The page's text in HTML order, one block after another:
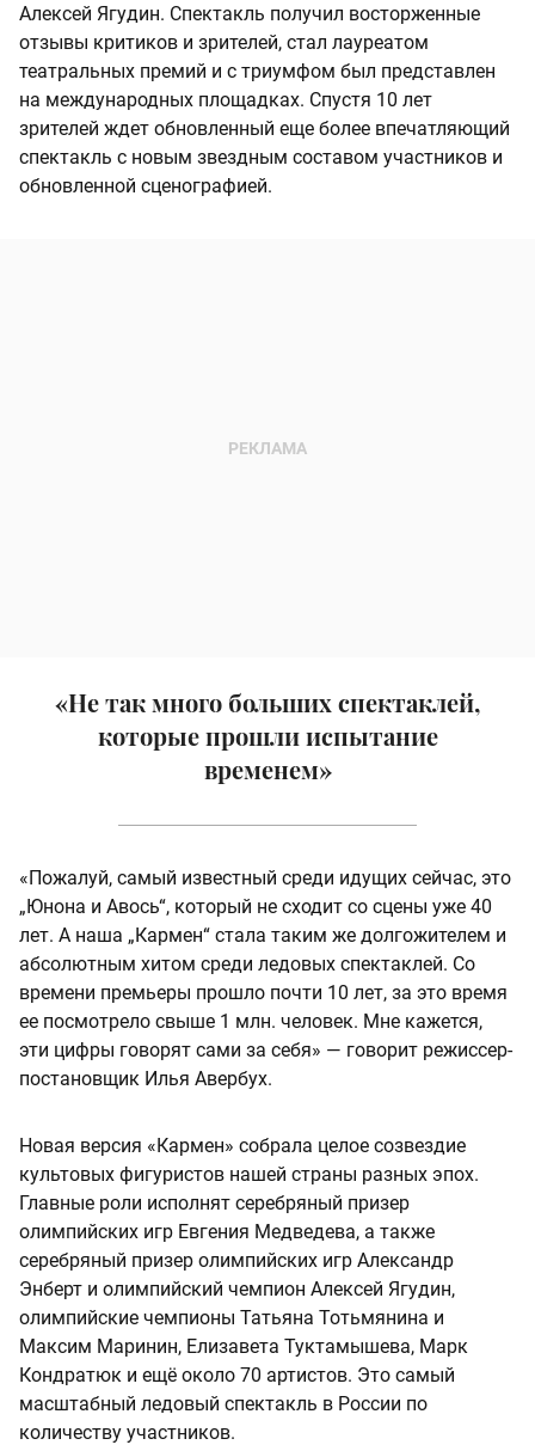
Алексей Ягудин. Спектакль получил восторженные
отзывы критиков и зрителей, стал лауреатом
театральных премий и с триумфом был представлен
на международных площадках. Спустя 10 лет
зрителей ждет обновленный еще более впечатляющий
спектакль с новым звездным составом участников и
обновленной сценографией.
«Не так много больших спектаклей,
которые прошли испытание
временем»
«Пожалуй, самый известный среди идущих сейчас, это
„Юнона и Авось“, который не сходит со сцены уже 40
лет. А наша „Кармен“ стала таким же долгожителем и
абсолютным хитом среди ледовых спектаклей. Со
времени премьеры прошло почти 10 лет, за это время
ее посмотрело свыше 1 млн. человек. Мне кажется,
эти цифры говорят сами за себя» — говорит режиссер-
постановщик Илья Авербух.
Новая версия «Кармен» собрала целое созвездие
культовых фигуристов нашей страны разных эпох.
Главные роли исполнят серебряный призер
олимпийских игр Евгения Медведева, а также
серебряный призер олимпийских игр Александр
Энберт и олимпийский чемпион Алексей Ягудин,
олимпийские чемпионы Татьяна Тотьмянина и
Максим Маринин, Елизавета Туктамышева, Марк
Кондратюк и ещё около 70 артистов. Это самый
масштабный ледовый спектакль в России по
количеству участников.